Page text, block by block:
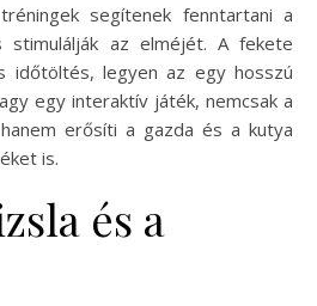
segítenek fenntartani a
stimulálják az elméjét. A fekete
időtöltés, legyen az egy hosszú
egy interaktív játék, nemcsak a
erősíti a gazda és a kutya
is.
és a